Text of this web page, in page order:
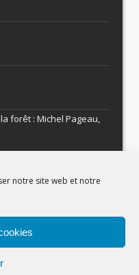
notre site web et notre
forêt : Michel Pageau,
Comment être un